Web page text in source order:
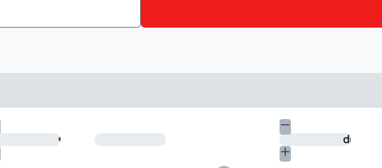
€ En quants dies vols tornar-ho? dies